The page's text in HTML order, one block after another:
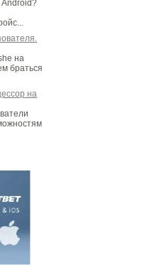
на
браться
на